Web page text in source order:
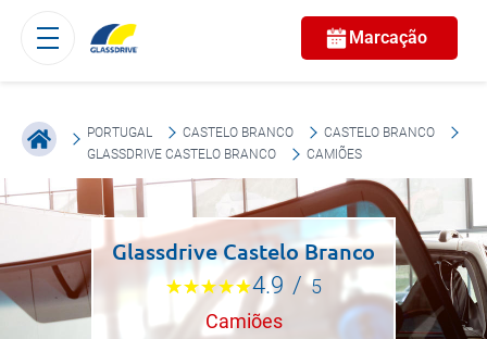
Marcação
PORTUGAL CASTELO BRANCO
CASTELO BRANCO
GLASSDRIVE CASTELO BRANCO
CAMIÕES
Glassdrive Castelo Branco
4.9 / 5
Camiões